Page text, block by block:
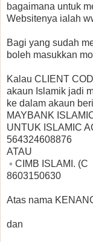
bagaimana untuk
Websitenya ialah
Bagi yang sudah
boleh masukkan
Kalau CLIENT
akaun Islamik jadi
ke dalam akaun
MAYBANK
UNTUK ISLAMIC
564324608876
ATAU
◦ CIMB ISLAMI. (C
8603150630
Atas nama
dan